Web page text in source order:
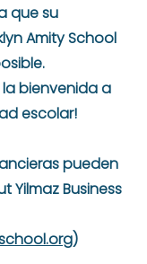
que su
Amity School
la bienvenida a
escolar!
pueden
Yilmaz Business
)